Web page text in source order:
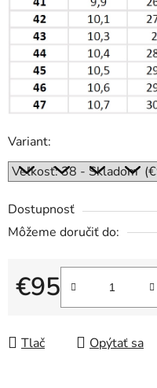
Variant:
Dostupnosť
Môžeme doručiť do:
€95
Jednotková cena:
Tlač Opýtať sa